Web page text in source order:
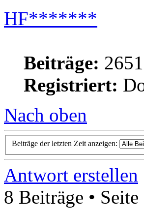
HF*******
Beiträge: 2651
Registriert:
Nach oben
Beiträge der letzten Zeit anzeigen:
Antwort erstellen
8 Beiträge • Seite